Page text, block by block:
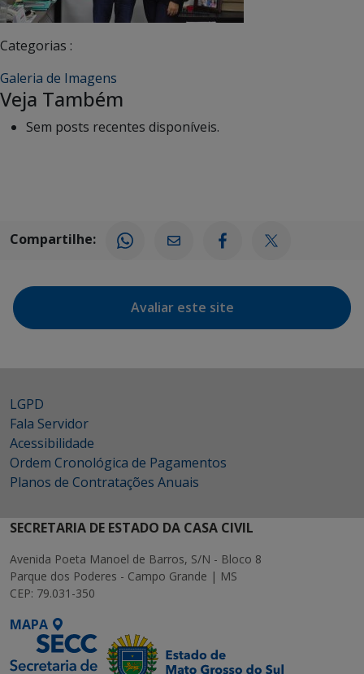
Categorias :
Galeria de Imagens
Veja Também
Sem posts recentes disponíveis.
Compartilhe:
Avaliar este site
LGPD
Fala Servidor
Acessibilidade
Ordem Cronológica de Pagamentos
Planos de Contratações Anuais
SECRETARIA DE ESTADO DA CASA CIVIL
Avenida Poeta Manoel de Barros, S/N - Bloco 8
Parque dos Poderes - Campo Grande | MS
CEP: 79.031-350
MAPA